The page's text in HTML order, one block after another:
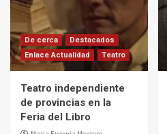
De cerca
Destacados
Enlace Actualidad
Teatro
Teatro independiente
de provincias en la
Feria del Libro